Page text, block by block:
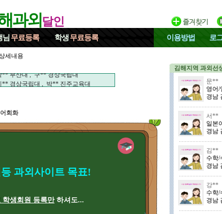
과외달인
님 무료등록 학생무료등록 이용방법 로
세내용
** 부산대 , 구** 경상국립대
** 경상국립대 , 박** 진주교육대
** 부산대 , 강** 진주교육대
** 경상국립대 , 박** 진주교육대
회화
과외사이트 목표!
학생회원 등록만하셔도...
김해지역 과외선
문**
영어/
경남
서**
일본
경남
김**
수학/
경남
강**
수학/
경남